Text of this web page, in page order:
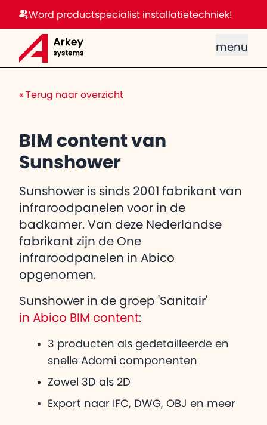
Word productspecialist installatietechniek!
menu
« Terug naar overzicht
BIM content van
Sunshower
Sunshower is sinds 2001 fabrikant van
infraroodpanelen voor in de
badkamer. Van deze Nederlandse
fabrikant zijn de One
infraroodpanelen in Abico
opgenomen.
Sunshower in de groep 'Sanitair'
in Abico BIM content:
3 producten als gedetailleerde en
snelle Adomi componenten
Zowel 3D als 2D
Export naar IFC, DWG, OBJ en meer